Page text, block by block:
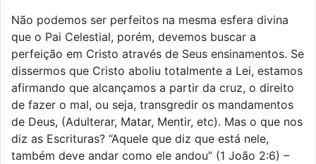
Não podemos ser perfeitos na mesma esfera divina
que o Pai Celestial, porém, devemos buscar a
perfeição em Cristo através de Seus ensinamentos. Se
dissermos que Cristo aboliu totalmente a Lei, estamos
afirmando que alcançamos a partir da cruz, o direito
de fazer o mal, ou seja, transgredir os mandamentos
de Deus, (Adulterar, Matar, Mentir, etc). Mas o que nos
diz as Escrituras? “Aquele que diz que está nele,
também deve andar como ele andou” (1 João 2:6) –